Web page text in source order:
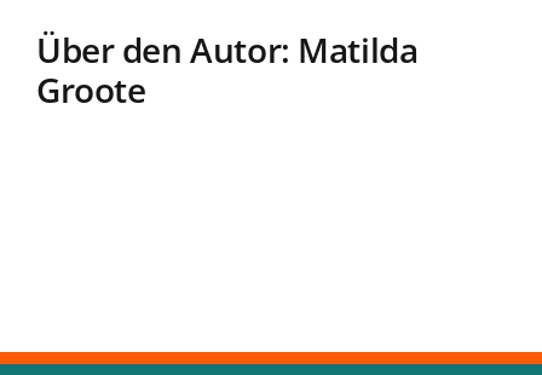
Über den Autor: Matilda
Groote